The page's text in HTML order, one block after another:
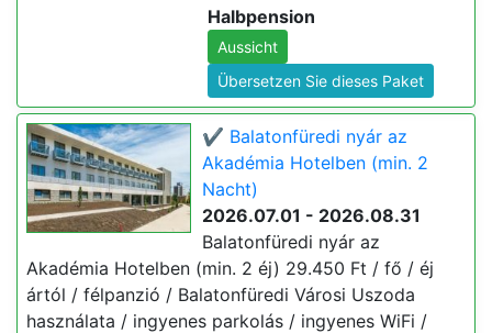
Halbpension
Aussicht
Übersetzen Sie dieses Paket
✔️ Balatonfüredi nyár az
Akadémia Hotelben (min. 2
Nacht)
2026.07.01 - 2026.08.31
Balatonfüredi nyár az
Akadémia Hotelben (min. 2 éj) 29.450 Ft / fő / éj
ártól / félpanzió / Balatonfüredi Városi Uszoda
használata / ingyenes parkolás / ingyenes WiFi /